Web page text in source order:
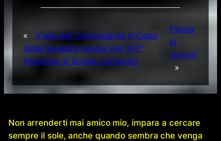
«
Visita del Comandante in Capo
della Squadra navale alla 307^
Sessione di Scuola Comando
Parola
ai
numeri
»
Non arrenderti mai amico mio, impara a cercare
sempre il sole, anche quando sembra che venga